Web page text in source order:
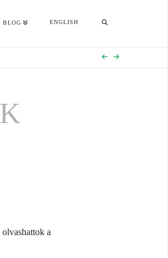
BLOG ENGLISH
a